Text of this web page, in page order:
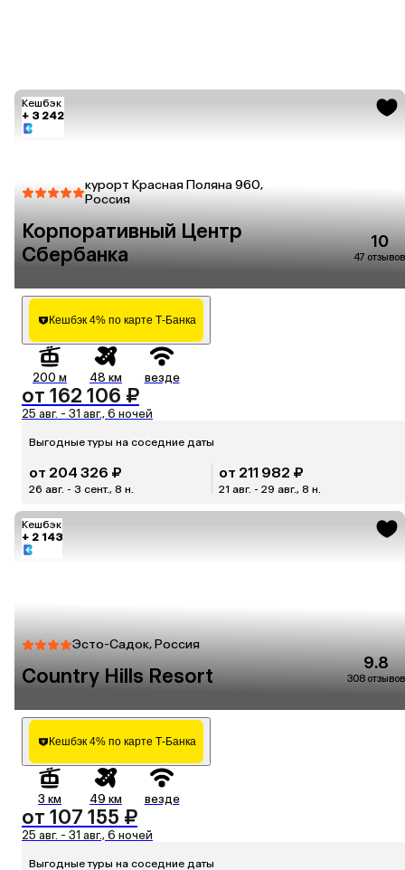
Кешбэк
+ 3 242
курорт Красная Поляна 960,
Россия
Корпоративный Центр
Сбербанка
10
47 отзывов
Кешбэк 4% по карте Т-Банка
200 м 48 км везде
от 162 106 ₽
25 авг. - 31 авг., 6 ночей
Выгодные туры на соседние даты
от 204 326 ₽
26 авг. - 3 сент., 8 н.
от 211 982 ₽
21 авг. - 29 авг., 8 н.
Кешбэк
+ 2 143
Эсто-Садок, Россия
Country Hills Resort
9.8
308 отзывов
Кешбэк 4% по карте Т-Банка
3 км 49 км везде
от 107 155 ₽
25 авг. - 31 авг., 6 ночей
Выгодные туры на соседние даты